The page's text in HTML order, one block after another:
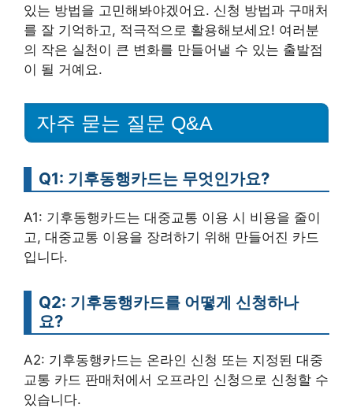
있는 방법을 고민해봐야겠어요. 신청 방법과 구매처
를 잘 기억하고, 적극적으로 활용해보세요! 여러분
의 작은 실천이 큰 변화를 만들어낼 수 있는 출발점
이 될 거예요.
자주 묻는 질문 Q&A
Q1: 기후동행카드는 무엇인가요?
A1: 기후동행카드는 대중교통 이용 시 비용을 줄이
고, 대중교통 이용을 장려하기 위해 만들어진 카드
입니다.
Q2: 기후동행카드를 어떻게 신청하나
요?
A2: 기후동행카드는 온라인 신청 또는 지정된 대중
교통 카드 판매처에서 오프라인 신청으로 신청할 수
있습니다.